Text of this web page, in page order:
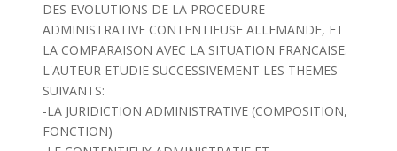
DES EVOLUTIONS DE LA PROCEDURE
ADMINISTRATIVE CONTENTIEUSE ALLEMANDE, ET
LA COMPARAISON AVEC LA SITUATION FRANCAISE.
L'AUTEUR ETUDIE SUCCESSIVEMENT LES THEMES
SUIVANTS:
-LA JURIDICTION ADMINISTRATIVE (COMPOSITION,
FONCTION)